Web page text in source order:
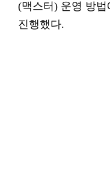
(맥스터) 운영 방
진행했다.